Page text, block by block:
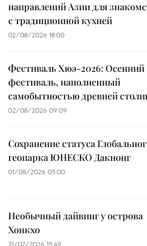
направлений Азии для
с традиционной кухней
02/08/2026 18:00
Фестиваль Хюэ-2026: Осенний
фестиваль, наполненный
самобытностью древней
02/08/2026 09:09
Сохранение статуса
геопарка ЮНЕСКО Дакнонг
01/08/2026 05:00
Необычный дайвинг у острова
Хонкхо
31/07/2026 15:49